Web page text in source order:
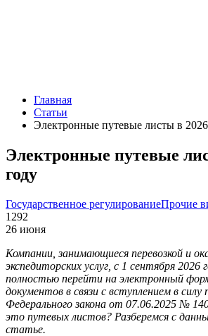
Главная
Статьи
Электронные путевые листы в
Электронные путевые
году
Государственное регулированиеПрочие
1292
26 июня
Компании, занимающиеся перевозкой и
экспедиторских услуг, c 1 сентября
полностью перейти на электронный
документов в связи с вступлением в
Федерального закона от 07.06.2025 №
это путевых листов? Разберемся с
статье.